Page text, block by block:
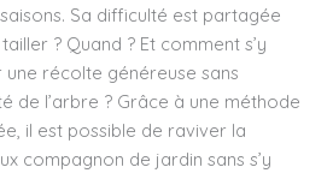
Sa difficulté est partagée
? Quand ? Et comment s’y
récolte généreuse sans
de l’arbre ? Grâce à une méthode
il est possible de raviver la
compagnon de jardin sans s’y